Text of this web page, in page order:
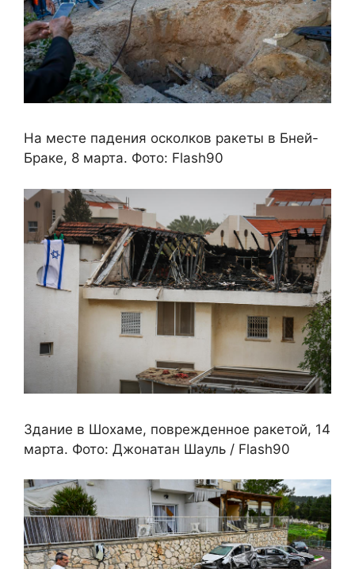
На месте падения осколков ракеты в Бней-
Браке, 8 марта. Фото: Flash90
Здание в Шохаме, поврежденное ракетой, 14
марта. Фото: Джонатан Шауль / Flash90